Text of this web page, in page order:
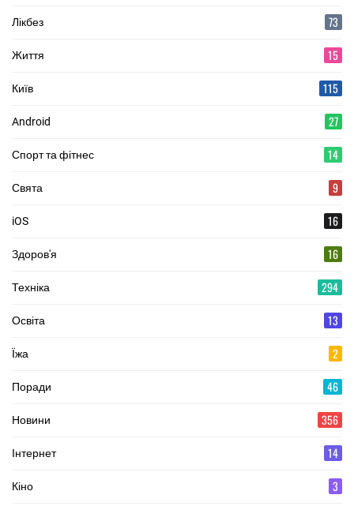
Лікбез 73
Життя 15
Київ 115
Android 27
Спорт та фітнес 14
Свята 9
iOS 16
Здоров'я 16
Техніка 294
Освіта 13
Їжа 2
Поради 46
Новини 356
Інтернет 14
Кіно 3